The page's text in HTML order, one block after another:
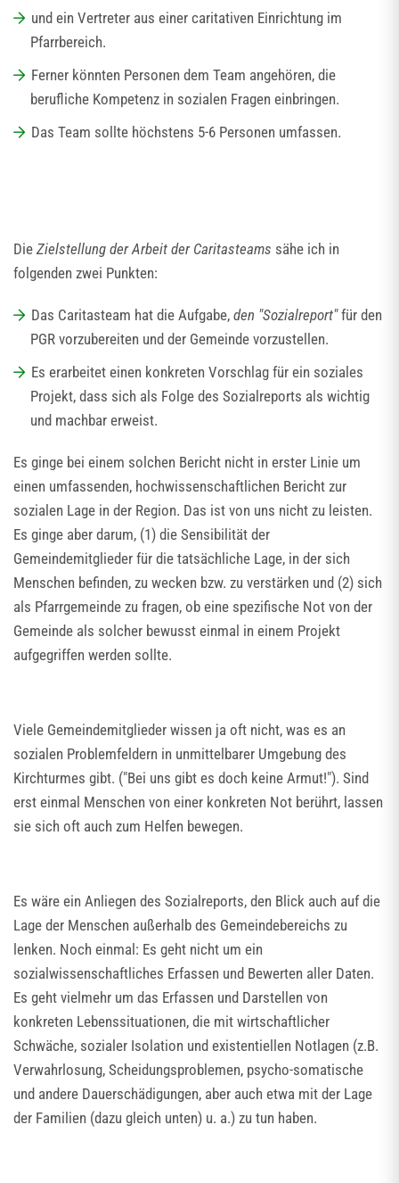
und ein Vertreter aus einer caritativen Einrichtung im
Pfarrbereich.
Ferner könnten Personen dem Team angehören, die
berufliche Kompetenz in sozialen Fragen einbringen.
Das Team sollte höchstens 5-6 Personen umfassen.
Die Zielstellung der Arbeit der Caritasteams sähe ich in
folgenden zwei Punkten:
Das Caritasteam hat die Aufgabe, den "Sozialreport"für den
PGR vorzubereiten und der Gemeinde vorzustellen.
Es erarbeitet einen konkreten Vorschlag für ein soziales
Projekt, dass sich als Folge des Sozialreports als wichtig
und machbar erweist.
Es ginge bei einem solchen Bericht nicht in erster Linie um
einen umfassenden, hochwissenschaftlichen Bericht zur
sozialen Lage in der Region. Das ist von uns nicht zu leisten.
Es ginge aber darum, (1) die Sensibilität der
Gemeindemitglieder für die tatsächliche Lage, in der sich
Menschen befinden, zu wecken bzw. zu verstärken und (2) sich
als Pfarrgemeinde zu fragen, ob eine spezifische Not von der
Gemeinde als solcher bewusst einmal in einem Projekt
aufgegriffen werden sollte.
Viele Gemeindemitglieder wissen ja oft nicht, was es an
sozialen Problemfeldern in unmittelbarer Umgebung des
Kirchturmes gibt. ("Bei uns gibt es doch keine Armut!"). Sind
erst einmal Menschen von einer konkreten Not berührt, lassen
sie sich oft auch zum Helfen bewegen.
Es wäre ein Anliegen des Sozialreports, den Blick auch auf die
Lage der Menschen außerhalb des Gemeindebereichs zu
lenken. Noch einmal: Es geht nicht um ein
sozialwissenschaftliches Erfassen und Bewerten aller Daten.
Es geht vielmehr um das Erfassen und Darstellen von
konkreten Lebenssituationen, die mit wirtschaftlicher
Schwäche, sozialer Isolation und existentiellen Notlagen (z.B.
Verwahrlosung, Scheidungsproblemen, psycho-somatische
und andere Dauerschädigungen, aber auch etwa mit der Lage
der Familien (dazu gleich unten) u. a.) zu tun haben.